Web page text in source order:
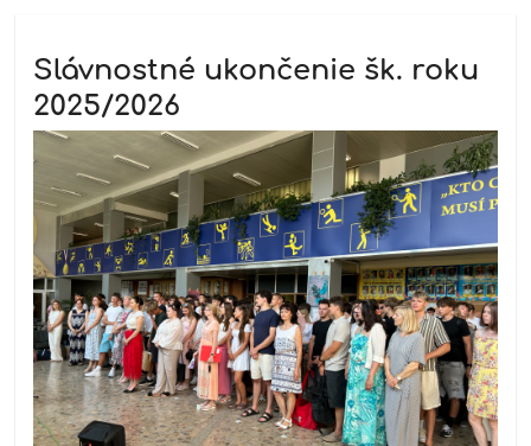
Slávnostné ukončenie šk. roku
2025/2026